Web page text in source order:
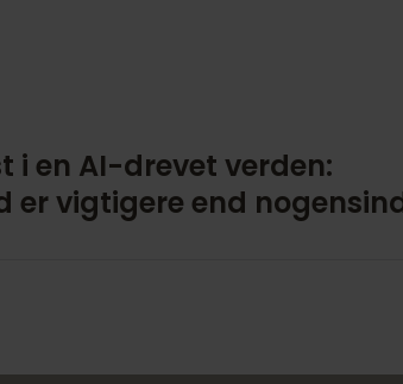
i en AI-drevet verden:
er vigtigere end